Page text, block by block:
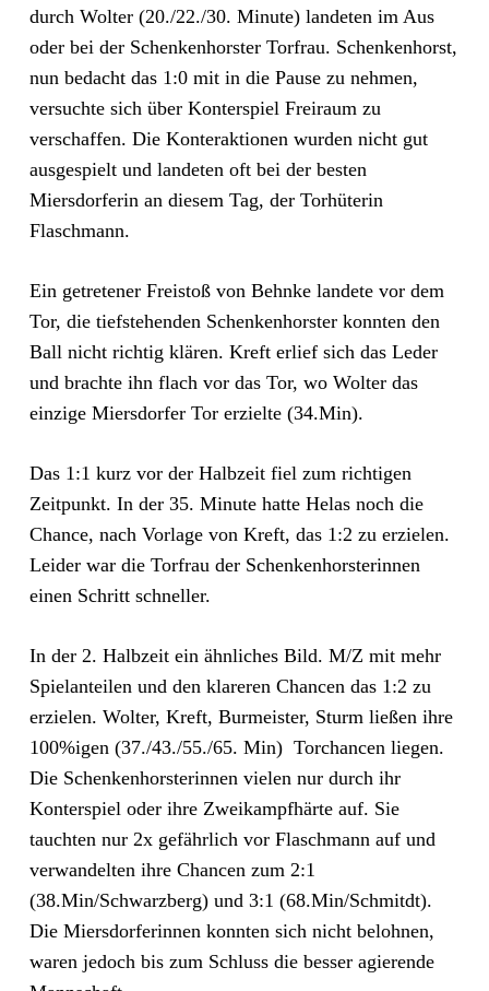
durch Wolter (20./22./30. Minute) landeten im Aus
oder bei der Schenkenhorster Torfrau. Schenkenhorst,
nun bedacht das 1:0 mit in die Pause zu nehmen,
versuchte sich über Konterspiel Freiraum zu
verschaffen. Die Konteraktionen wurden nicht gut
ausgespielt und landeten oft bei der besten
Miersdorferin an diesem Tag, der Torhüterin
Flaschmann.
Ein getretener Freistoß von Behnke landete vor dem
Tor, die tiefstehenden Schenkenhorster konnten den
Ball nicht richtig klären. Kreft erlief sich das Leder
und brachte ihn flach vor das Tor, wo Wolter das
einzige Miersdorfer Tor erzielte (34.Min).
Das 1:1 kurz vor der Halbzeit fiel zum richtigen
Zeitpunkt. In der 35. Minute hatte Helas noch die
Chance, nach Vorlage von Kreft, das 1:2 zu erzielen.
Leider war die Torfrau der Schenkenhorsterinnen
einen Schritt schneller.
In der 2. Halbzeit ein ähnliches Bild. M/Z mit mehr
Spielanteilen und den klareren Chancen das 1:2 zu
erzielen. Wolter, Kreft, Burmeister, Sturm ließen ihre
100%igen (37./43./55./65. Min) Torchancen liegen.
Die Schenkenhorsterinnen vielen nur durch ihr
Konterspiel oder ihre Zweikampfhärte auf. Sie
tauchten nur 2x gefährlich vor Flaschmann auf und
verwandelten ihre Chancen zum 2:1
(38.Min/Schwarzberg) und 3:1 (68.Min/Schmitdt).
Die Miersdorferinnen konnten sich nicht belohnen,
waren jedoch bis zum Schluss die besser agierende